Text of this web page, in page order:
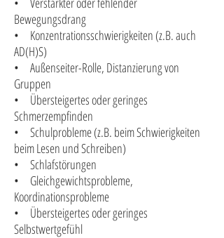
Bewegungsdrang
• Konzentrationsschwierigkeiten (z.B. auch
AD(H)S)
• Außenseiter-Rolle, Distanzierung von
Gruppen
• Übersteigertes oder geringes
Schmerzempfinden
• Schulprobleme (z.B. beim Schwierigkeiten
beim Lesen und Schreiben)
• Schlafstörungen
• Gleichgewichtsprobleme,
Koordinationsprobleme
• Übersteigertes oder geringes
Selbstwertgefühl